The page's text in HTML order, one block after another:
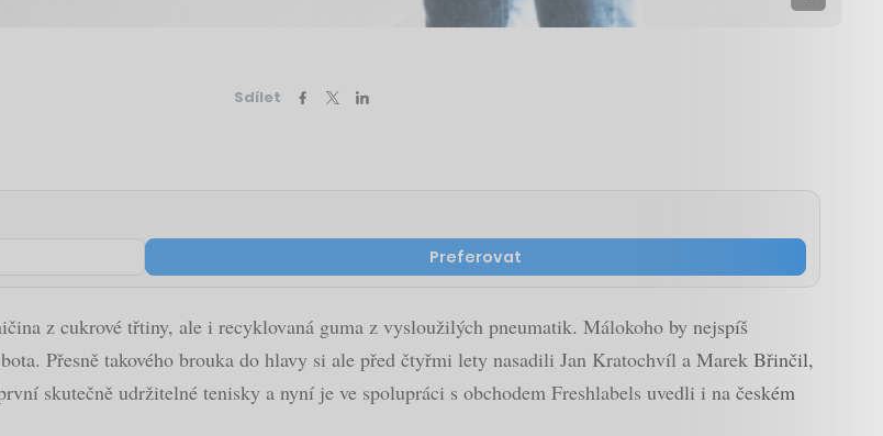
Sdílet
Preferovat
z cukrové třtiny, ale i recyklovaná guma z vysloužilých pneumatik. Málokoho by nejspíš
Přesně takového brouka do hlavy si ale před čtyřmi lety nasadili Jan Kratochvíl a Marek Břinčil,
skutečně udržitelné tenisky a nyní je ve spolupráci s obchodem Freshlabels uvedli i na českém